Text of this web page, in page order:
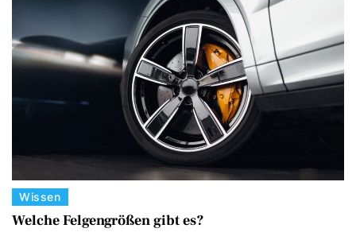
C
a
Wissen
Welche Felgengrößen gibt es?